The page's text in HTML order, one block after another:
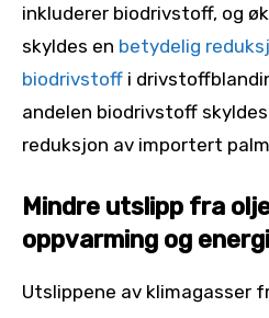
inkluderer biodrivstoff, og
skyldes en betydelig
biodrivstoff i
andelen biodrivstoff
reduksjon av importert
Mindre utslipp fra
oppvarming og
Utslippene av klimagasser